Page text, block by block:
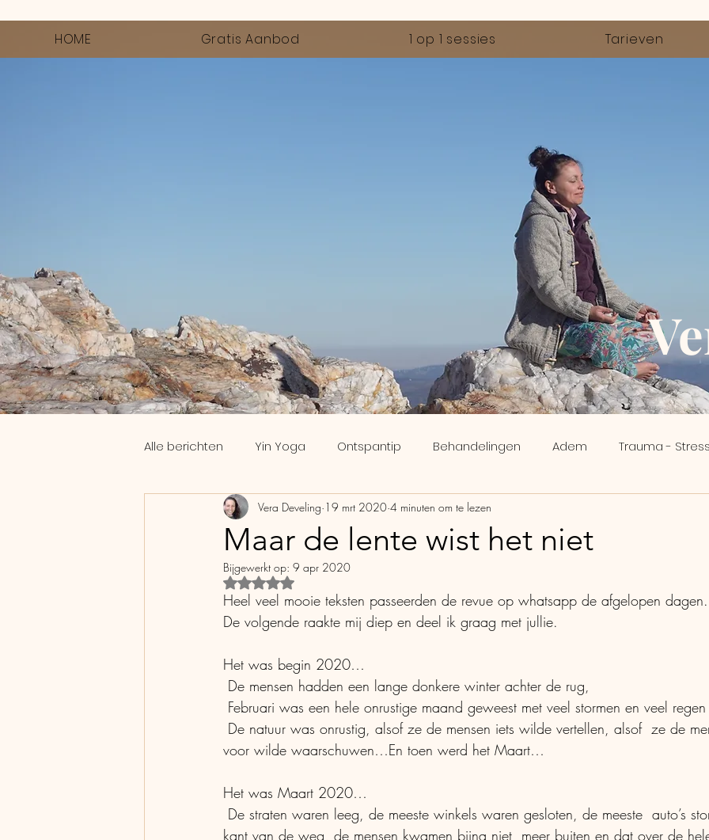
HOME Gratis Aanbod 1 op 1 sessies Tarieven
Ve
Alle berichten Yin Yoga Ontspantip Behandelingen Adem Trauma -
Workshops Slaap Thee Inzicht Meridianen
Coaching Yoga Nidra
Maar de lente wist het niet
Vera Develing 19 mrt 2020 4 minuten om te lezen
Bijgewerkt op: 9 apr 2020
Beoordeeld met NaN uit 5 sterren.
Heel veel mooie teksten passeerden de revue op whatsapp de afgelopen dagen.
De volgende raakte mij diep en deel ik graag met jullie.
Het was begin 2020…
De mensen hadden een lange donkere winter achter de rug,
Februari was een hele onrustige maand geweest met veel stormen en veel regen
voor wilde waarschuwen…En toen werd het Maart…
Het was Maart 2020…
kant van de weg, de mensen kwamen bijna niet  meer buiten en dat over de